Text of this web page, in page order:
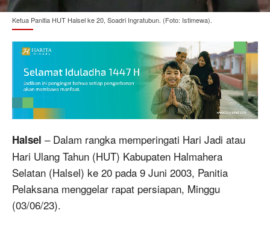
Ketua Panitia HUT Halsel ke 20, Soadri Ingratubun. (Foto: Istimewa).
Halsel – Dalam rangka memperingati Hari Jadi atau
Hari Ulang Tahun (HUT) Kabupaten Halmahera
Selatan (Halsel) ke 20 pada 9 Juni 2003, Panitia
Pelaksana menggelar rapat persiapan, Minggu
(03/06/23).